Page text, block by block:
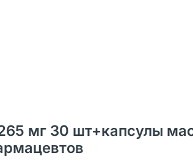
мг 30 шт+капсулы